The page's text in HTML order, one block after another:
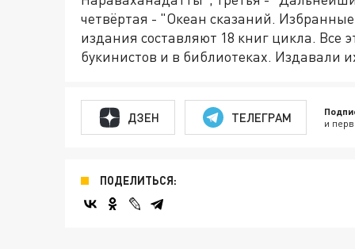
четвёртая - "Океан сказаний.
издания составляют 18 книг цикла. Все
букинистов и в библиотеках. Издавали
ДЗЕН ТЕЛЕГРАМ и
ПОДЕЛИТЬСЯ: